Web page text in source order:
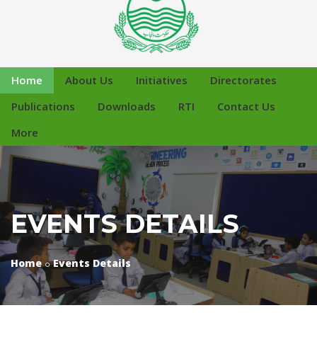
Home About Us Initiatives
Directorates
Publications
Downloads RTI
Contact Us
More
EVENTS DETAILS
Home Events Details